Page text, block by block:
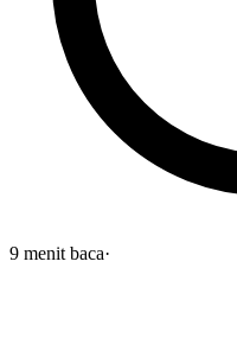
9 menit baca·